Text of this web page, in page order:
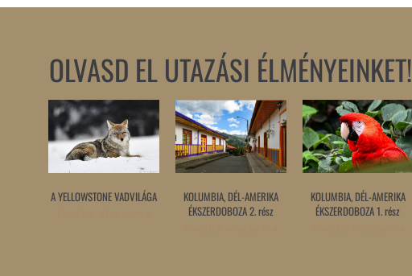
OLVASD EL UTAZÁSI ÉLMÉNYEINKET!
A YELLOWSTONE VADVILÁGA
KOLUMBIA, DÉL-AMERIKA
ÉKSZERDOBOZA 2. rész
KOLUMBIA, DÉL-AMERIKA
ÉKSZERDOBOZA 1. rész